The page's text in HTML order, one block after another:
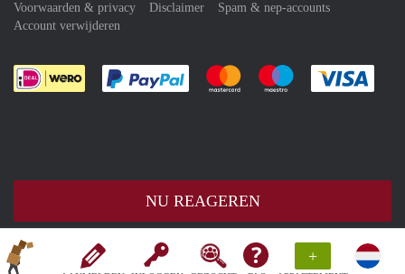
+
NU REAGEREN
Voorwaarden & privacy
Disclaimer
Spam & nep-accounts
Account verwijderen
Je rekent gemakkelijk af met Paypal
Je rekent gemakkelijk af met
Je rekent